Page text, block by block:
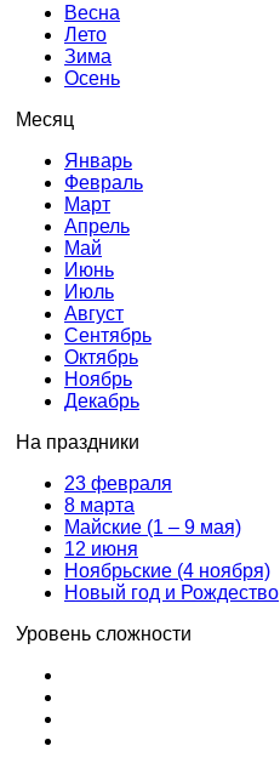
Весна
Лето
Зима
Осень
Месяц
Январь
Февраль
Март
Апрель
Май
Июнь
Июль
Август
Сентябрь
Октябрь
Ноябрь
Декабрь
На праздники
23 февраля
8 марта
Майские (1 – 9 мая)
12 июня
Ноябрьские (4 ноября)
Новый год и Рождество
Уровень сложности